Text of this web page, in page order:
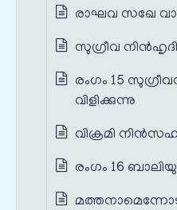
രാഘവ സഖേ
സുഗ്രീവ നിന്‍‌ഹൃദി
രംഗം 15
വിളിക്കുന്നു
വിക്രമി
രംഗം 16